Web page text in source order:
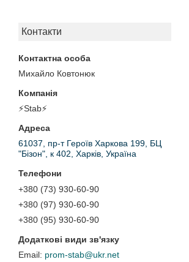
Контакти
Михайло Ковтонюк
⚡Stab⚡
61037, пр-т Героїв Харкова 199, БЦ
"Бізон", к 402, Харків, Україна
+380 (73) 930-60-90
+380 (97) 930-60-90
+380 (95) 930-60-90
prom-stab@ukr.net